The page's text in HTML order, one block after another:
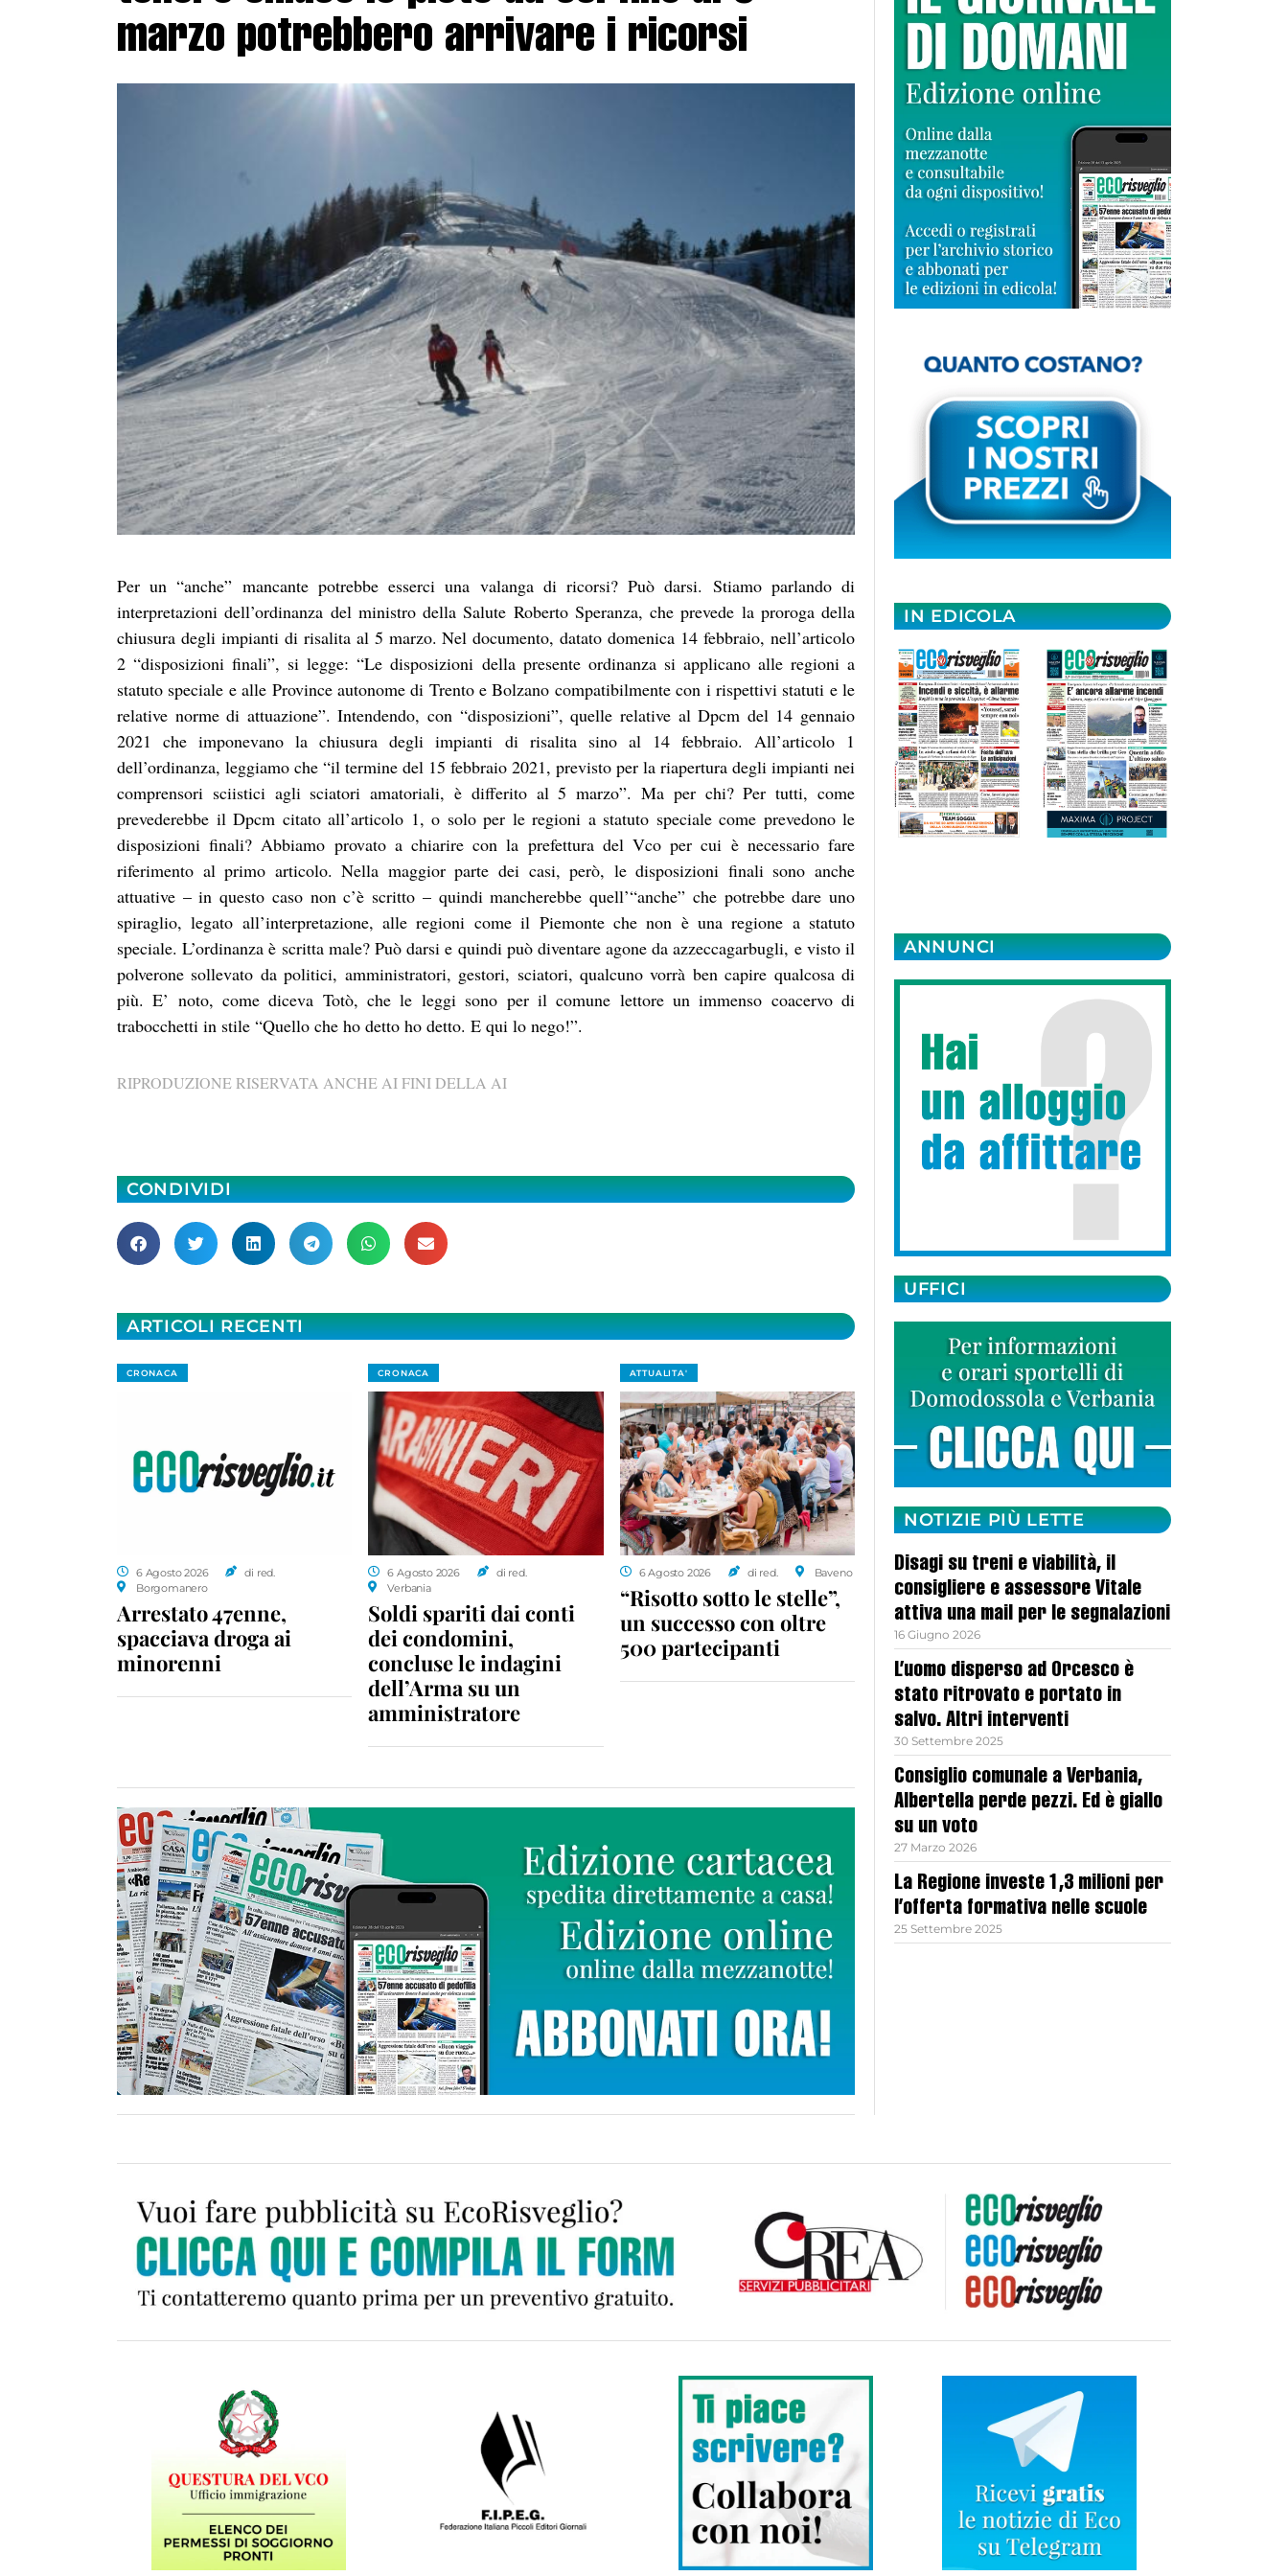
marzo potrebbero arrivare i ricorsi
Per un “anche” mancante potrebbe esserci una valanga di ricorsi? Può darsi. Stiamo parlando di
interpretazioni dell’ordinanza del ministro della Salute Roberto Speranza, che prevede la proroga della
chiusura degli impianti di risalita al 5 marzo. Nel documento, datato domenica 14 febbraio, nell’articolo
2 “disposizioni finali”, si legge: “Le disposizioni della presente ordinanza si applicano alle regioni a
statuto speciale e alle Province autonome di Trento e Bolzano compatibilmente con i rispettivi statuti e le
relative norme di attuazione”. Intendendo, con “disposizioni”, quelle relative al Dpcm del 14 gennaio
2021 che imponevano la chiusura degli impianti di risalita sino al 14 febbraio. All’articolo 1
dell’ordinanza, leggiamo che “il termine del 15 febbraio 2021, previsto per la riapertura degli impianti nei
comprensori sciistici agli sciatori amatoriali, è differito al 5 marzo”. Ma per chi? Per tutti, come
prevederebbe il Dpcm citato all’articolo 1, o solo per le regioni a statuto speciale come prevedono le
disposizioni finali? Abbiamo provato a chiarire con la prefettura del Vco per cui è necessario fare
riferimento al primo articolo. Nella maggior parte dei casi, però, le disposizioni finali sono anche
attuative – in questo caso non c’è scritto – quindi mancherebbe quell’“anche” che potrebbe dare uno
spiraglio, legato all’interpretazione, alle regioni come il Piemonte che non è una regione a statuto
speciale. L’ordinanza è scritta male? Può darsi e quindi può diventare agone da azzeccagarbugli, e visto il
polverone sollevato da politici, amministratori, gestori, sciatori, qualcuno vorrà ben capire qualcosa di
più. E’ noto, come diceva Totò, che le leggi sono per il comune lettore un immenso coacervo di
trabocchetti in stile “Quello che ho detto ho detto. E qui lo nego!”.
RIPRODUZIONE RISERVATA ANCHE AI FINI DELLA AI
CONDIVIDI
ARTICOLI RECENTI
CRONACA
6 Agosto 2026
di red.
Borgomanero
Arrestato 47enne,
spacciava droga ai
minorenni
CRONACA
6 Agosto 2026
di red.
Verbania
Soldi spariti dai conti
dei condomini,
concluse le indagini
dell’Arma su un
amministratore
ATTUALITA'
6 Agosto 2026 di red. Baveno
“Risotto sotto le stelle”,
un successo con oltre
500 partecipanti
IN EDICOLA
ANNUNCI
UFFICI
NOTIZIE PIÙ LETTE
Disagi su treni e viabilità, il
consigliere e assessore Vitale
attiva una mail per le segnalazioni
16 Giugno 2026
L’uomo disperso ad Orcesco è
stato ritrovato e portato in
salvo. Altri interventi
30 Settembre 2025
Consiglio comunale a Verbania,
Albertella perde pezzi. Ed è giallo
su un voto
27 Marzo 2026
La Regione investe 1,3 milioni per
l’offerta formativa nelle scuole
25 Settembre 2025